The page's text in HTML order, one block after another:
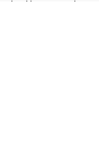
katlanacak